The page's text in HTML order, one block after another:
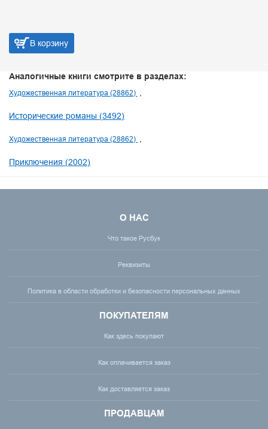
В корзину
Аналогичные книги смотрите в разделах:
Художественная литература (28862)
Исторические романы (3492)
Художественная литература (28862)
Приключения (2002)
О НАС
Что такое Русбук
Реквизиты
Политика в области обработки и безопасности персональных данных
ПОКУПАТЕЛЯМ
Как здесь покупают
Как оплачивается заказ
Как доставляется заказ
ПРОДАВЦАМ